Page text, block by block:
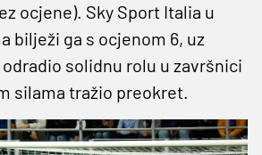
ocjene). Sky Sport Italia u
bilježi ga s ocjenom 6, uz
solidnu rolu u završnici
silama tražio preokret.